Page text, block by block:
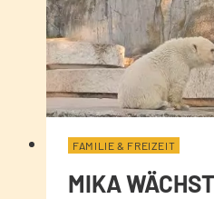
FAMILIE & FREIZEIT
MIKA